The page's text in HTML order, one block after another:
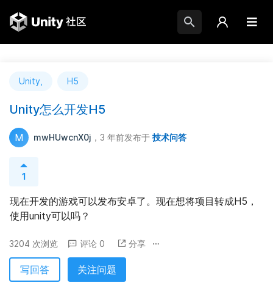
Unity, H5
Unity怎么开发H5
M mwHUwcnX0j ，3 年前发布于 技术问答
1
现在开发的游戏可以发布安卓了。现在想将项目转成H5，
使用unity可以吗？
3204 次浏览 评论 0 分享
写回答 关注问题